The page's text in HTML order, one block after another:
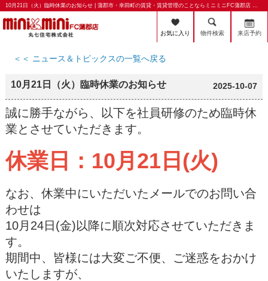
10月21日（火）臨時休業のお知らせ | 蒲郡市・幸田町の賃貸・賃貸管理のことならミニミニFC蒲郡店 丸七住宅株式会社
お気に入り 物件検索 来店予約
＜＜ ニュース＆トピックスの一覧へ戻る
10月21日（火）臨時休業のお知らせ 2025-10-07
誠に勝手ながら、以下を社員研修のため臨時休
業とさせていただきます。
休業日：10月21日(火)
なお、休業中にいただいたメールでのお問い合
わせは
10月24日(金)以降に順次対応させていただきま
す。
期間中、皆様には大変ご不便、ご迷惑をおかけ
いたしますが、